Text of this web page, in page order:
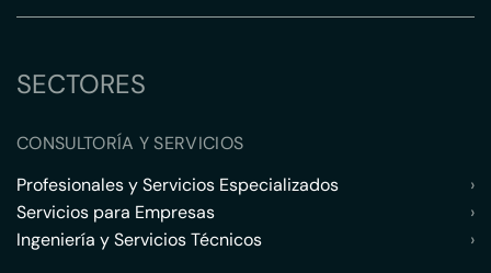
SECTORES
CONSULTORÍA Y SERVICIOS
Profesionales y Servicios Especializados
›
Servicios para Empresas
›
Ingeniería y Servicios Técnicos
›